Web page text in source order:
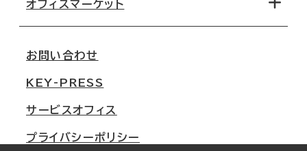
移転コストシミュレーション
移転スケジュール
オフィス移転Q&A
オフィスマーケット
大阪
名古屋
札幌
お問い合わせ
KEY-PRESS
サービスオフィス
プライバシーポリシー